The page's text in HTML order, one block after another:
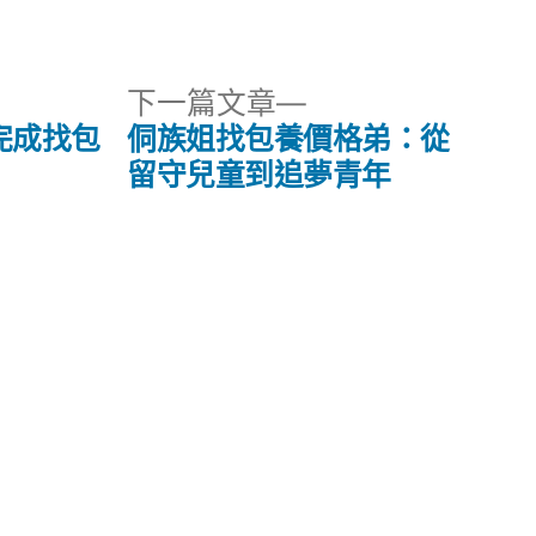
成找包
下一篇文章
下
一
篇
侗族姐找包養價格弟：從
留守兒童到追夢青年